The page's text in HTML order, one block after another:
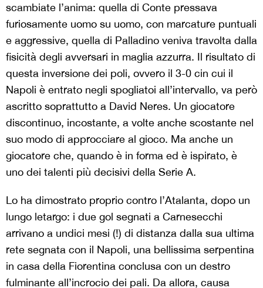
scambiate l’anima: quella di Conte pressava
furiosamente uomo su uomo, con marcature puntuali
e aggressive, quella di Palladino veniva travolta dalla
fisicità degli avversari in maglia azzurra. Il risultato di
questa inversione dei poli, ovvero il 3-0 cin cui il
Napoli è entrato negli spogliatoi all’intervallo, va però
ascritto soprattutto a David Neres. Un giocatore
discontinuo, incostante, a volte anche scostante nel
suo modo di approcciare al gioco. Ma anche un
giocatore che, quando è in forma ed è ispirato, è
uno dei talenti più decisivi della Serie A.
Lo ha dimostrato proprio contro l’Atalanta, dopo un
lungo letargo: i due gol segnati a Carnesecchi
arrivano a undici mesi (!) di distanza dalla sua ultima
rete segnata con il Napoli, una bellissima serpentina
in casa della Fiorentina conclusa con un destro
fulminante all’incrocio dei pali. Da allora, causa